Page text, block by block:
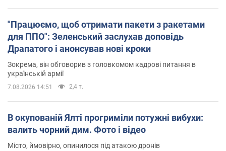
"Працюємо, щоб отримати пакети з ракетами
для ППО": Зеленський заслухав доповідь
Драпатого і анонсував нові кроки
Зокрема, він обговорив з головкомом кадрові питання в
українській армії
7.08.2026 14:51 2,4 т.
В окупованій Ялті прогриміли потужні вибухи:
валить чорний дим. Фото і відео
Місто, ймовірно, опинилося під атакою дронів